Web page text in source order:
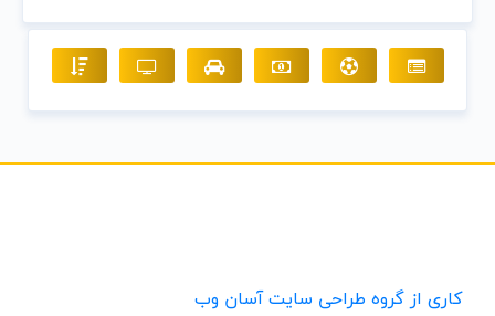
کاری از گروه طراحی سایت آسان وب